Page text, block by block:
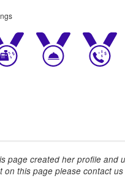
page created her profile and
on this page please contact